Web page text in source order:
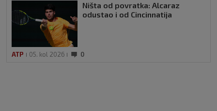
Ništa od povratka: Alcaraz
odustao i od Cincinnatija
ATP 05. kol 2026 0